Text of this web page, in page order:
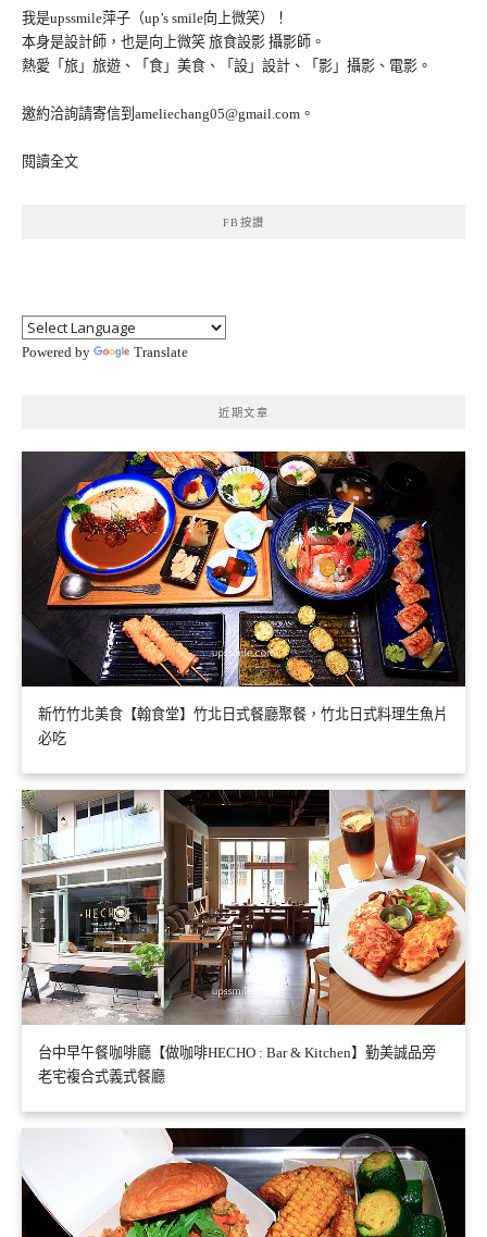
我是upssmile萍子（up’s smile向上微笑）！
本身是設計師，也是向上微笑 旅食設影 攝影師。
熱愛「旅」旅遊、「食」美食、「設」設計、「影」攝影、電影。
邀約洽詢請寄信到ameliechang05@gmail.com。
閱讀全文
FB按讚
Powered by Translate
近期文章
新竹竹北美食【翰食堂】竹北日式餐廳聚餐，竹北日式料理生魚片
必吃
台中早午餐咖啡廳【做咖啡HECHO : Bar & Kitchen】勤美誠品旁
老宅複合式義式餐廳